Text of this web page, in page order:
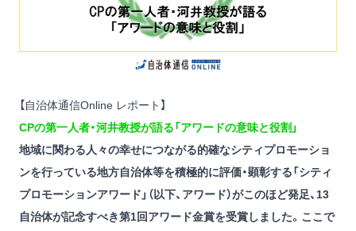
【自治体通信Online レポート】
CPの第一人者・河井教授が語る「アワードの意味と役割」
地域に関わる人々の幸せにつながる的確なシティプロモーショ
ンを行っている地方自治体等を積極的に評価・顕彰する「シティ
プロモーションアワード」（以下、アワード）がこのほど発足、13
自治体が記念すべき第1回アワード金賞を受賞しました。ここで